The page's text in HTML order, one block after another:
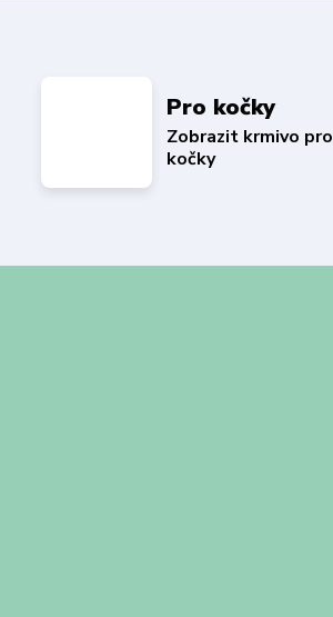
Pro kočky
Zobrazit krmivo pro
kočky